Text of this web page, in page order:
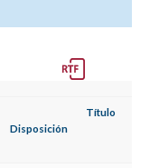
Disposición
Título